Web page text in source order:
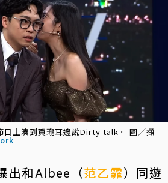
目上湊到賀瓏耳邊說Dirty talk。 圖／擷
出和Albee（范乙霏）同遊